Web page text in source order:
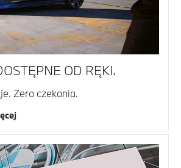
OD RĘKI.
Zero czekania.